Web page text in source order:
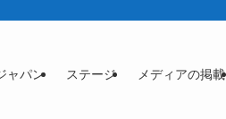
ャパン ステージ メディアの掲載